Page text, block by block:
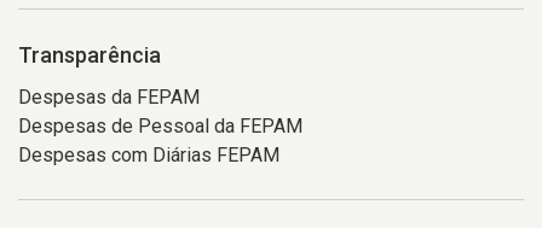
Transparência
Despesas da FEPAM
Despesas de Pessoal da FEPAM
Despesas com Diárias FEPAM